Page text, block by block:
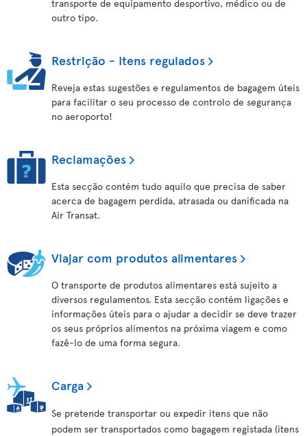
transporte de equipamento desportivo, médico ou de
outro tipo.
Restrição - Itens regulados
Reveja estas sugestões e regulamentos de bagagem úteis
para facilitar o seu processo de controlo de segurança
no aeroporto!
Reclamações
Esta secção contém tudo aquilo que precisa de saber
acerca de bagagem perdida, atrasada ou danificada na
Air Transat.
Viajar com produtos alimentares
O transporte de produtos alimentares está sujeito a
diversos regulamentos. Esta secção contém ligações e
informações úteis para o ajudar a decidir se deve trazer
os seus próprios alimentos na próxima viagem e como
fazê-lo de uma forma segura.
Carga
Se pretende transportar ou expedir itens que não
podem ser transportados como bagagem registada (itens